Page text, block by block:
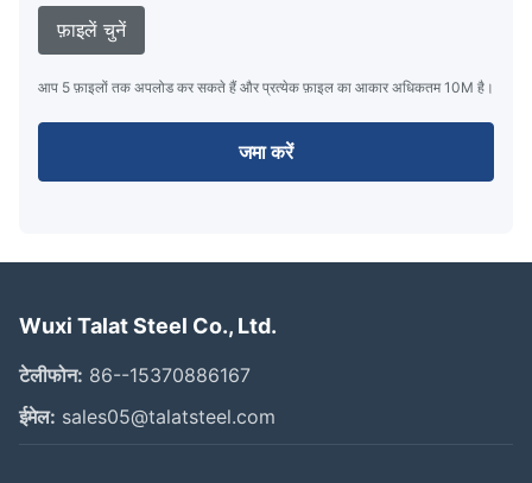
फ़ाइलें चुनें
आप 5 फ़ाइलों तक अपलोड कर सकते हैं और प्रत्येक फ़ाइल का आकार अधिकतम 10M है।
जमा करें
Wuxi Talat Steel Co., Ltd.
टेलीफोन: 86--15370886167
ईमेल: sales05@talatsteel.com